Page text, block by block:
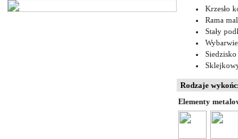
Krzesło
Rama
Stały
Rodzaje
Elementy